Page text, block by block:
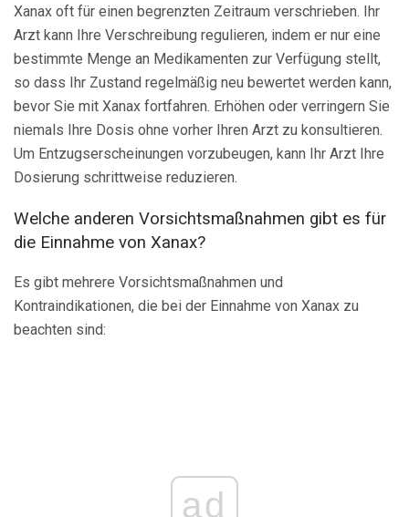
Xanax oft für einen begrenzten Zeitraum verschrieben. Ihr
Arzt kann Ihre Verschreibung regulieren, indem er nur eine
bestimmte Menge an Medikamenten zur Verfügung stellt,
so dass Ihr Zustand regelmäßig neu bewertet werden kann,
bevor Sie mit Xanax fortfahren. Erhöhen oder verringern Sie
niemals Ihre Dosis ohne vorher Ihren Arzt zu konsultieren.
Um Entzugserscheinungen vorzubeugen, kann Ihr Arzt Ihre
Dosierung schrittweise reduzieren.
Welche anderen Vorsichtsmaßnahmen gibt es für
die Einnahme von Xanax?
Es gibt mehrere Vorsichtsmaßnahmen und
Kontraindikationen, die bei der Einnahme von Xanax zu
beachten sind:
ad